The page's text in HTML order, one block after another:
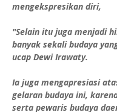
mengekspresikan diri,
"Selain itu juga menjadi
banyak sekali budaya
ucap Dewi Irawaty.
Ia juga mengapresiasi
gelaran budaya ini,
serta pewaris budaya